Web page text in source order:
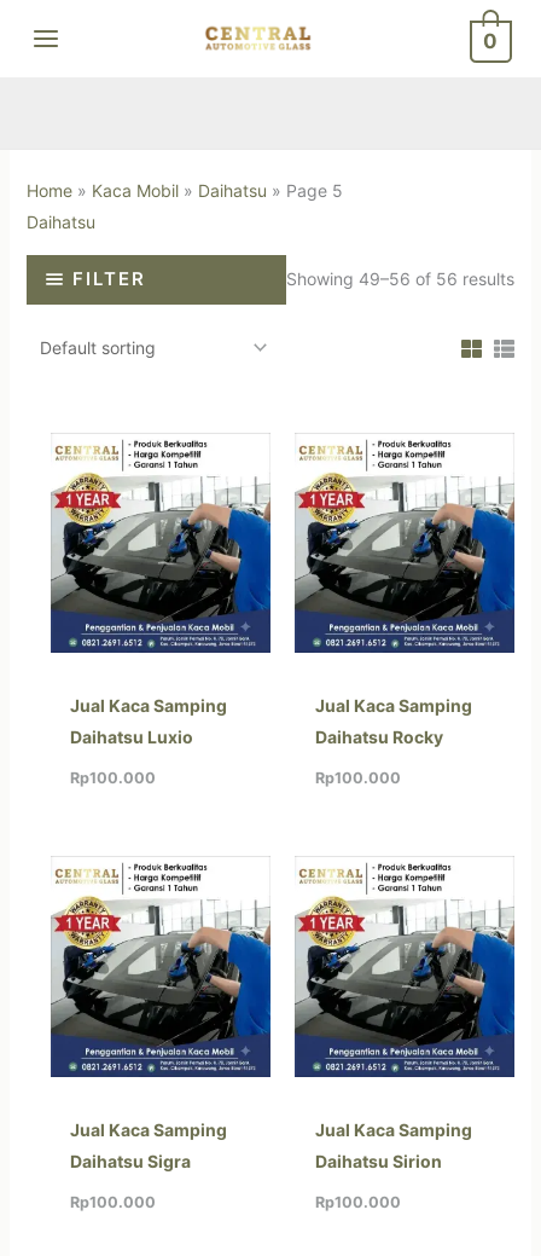
0
Home» Kaca Mobil» Daihatsu » Page 5
Daihatsu
FILTER Showing 49–56 of 56 results
Jual Kaca Samping
Daihatsu Luxio
Rp100.000
Jual Kaca Samping
Daihatsu Rocky
Rp100.000
Jual Kaca Samping
Daihatsu Sigra
Rp100.000
Jual Kaca Samping
Daihatsu Sirion
Rp100.000